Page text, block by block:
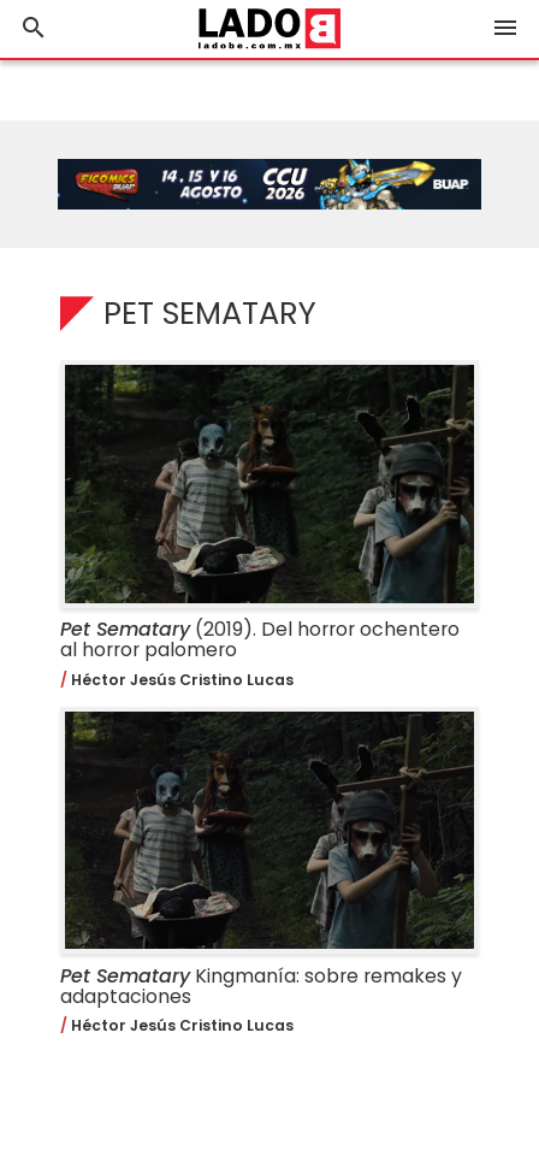
search menu
PET SEMATARY
Pet Sematary(2019). Del horror ochentero
al horror palomero
Héctor Jesús Cristino Lucas
Pet SemataryKingmanía: sobre remakes y
adaptaciones
Héctor Jesús Cristino Lucas